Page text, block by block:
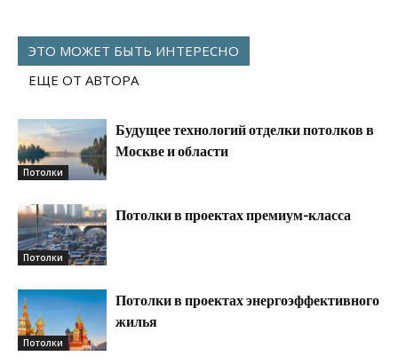
ЭТО МОЖЕТ БЫТЬ ИНТЕРЕСНО
ЕЩЕ ОТ АВТОРА
Потолки
Будущее технологий отделки потолков в
Москве и области
Потолки
Потолки в проектах премиум-класса
Потолки
Потолки в проектах энергоэффективного
жилья